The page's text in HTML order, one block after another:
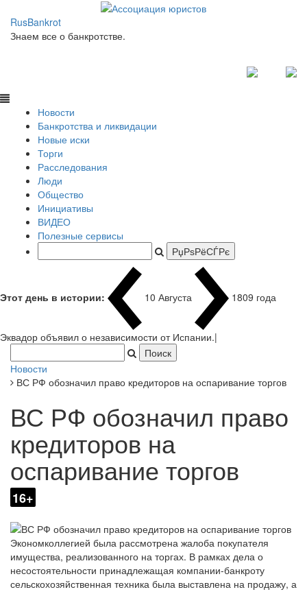
RusBankrot
Знаем все о банкротстве.
Новости
Банкротства и ликвидации
Новые иски
Торги
Расследования
Люди
Общество
Инициативы
ВИДЕО
Полезные сервисы
Этот день в истории: 10 Августа 1809 года
Эквадор объявил о независимости от Испании.|
Новости
ВС РФ обозначил право кредиторов на оспаривание торгов
ВС РФ обозначил право
кредиторов на
оспаривание торгов
16+
Экономколлегией была рассмотрена жалоба покупателя
имущества, реализованного на торгах. В рамках дела о
несостоятельности принадлежащая компании-банкроту
сельскохозяйственная техника была выставлена на продажу, а